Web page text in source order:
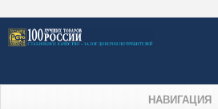
НАВИГАЦИЯ